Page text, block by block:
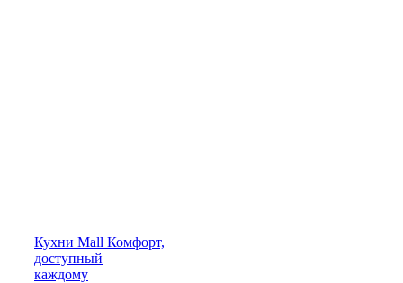
Кухни Mall Комфорт,
доступный
каждому